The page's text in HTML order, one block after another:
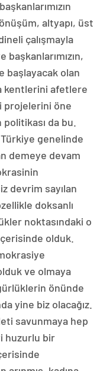
altyapı, üst
çalışmayla
başlayacak olan
kentlerini afetlere
projelerini öne
da bu.
genelinde
demeye devam
devrim sayılan
doksanlı
noktasındaki o
olduk.
ve olmaya
önünde
yine biz olacağız.
savunmaya hep
huzurlu bir